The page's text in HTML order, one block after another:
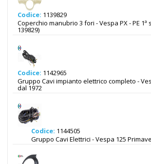
Codice: 1139829
Coperchio manubrio 3 fori - Vespa PX - PE 1ª
139829)
Codice: 1142965
Gruppo Cavi impianto elettrico completo -
dal 1972
Codice: 1144505
Gruppo Cavi Elettrici - Vespa 125